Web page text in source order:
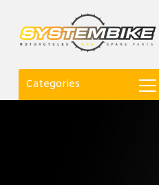
Categories